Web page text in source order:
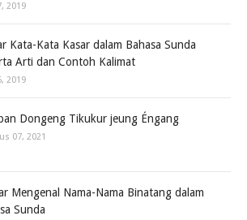
2019
Kata-Kata Kasar dalam Bahasa Sunda
Arti dan Contoh Kalimat
2019
Dongeng Tikukur jeung Éngang
07, 2021
Mengenal Nama-Nama Binatang dalam
Sunda